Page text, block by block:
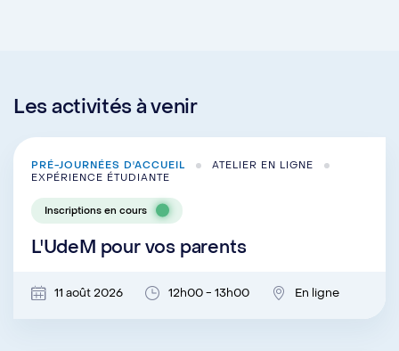
Les activités à venir
PRÉ-JOURNÉES D'ACCUEIL
ATELIER EN LIGNE
EXPÉRIENCE ÉTUDIANTE
Inscriptions en cours
L'UdeM pour vos parents
11 août 2026 12h00 - 13h00 En ligne